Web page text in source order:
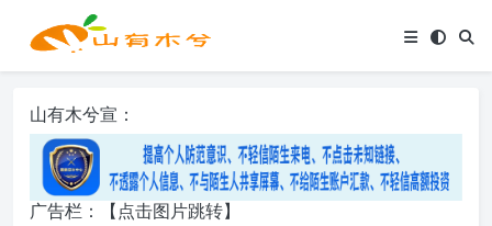
山有木兮宣：
广告栏：【点击图片跳转】